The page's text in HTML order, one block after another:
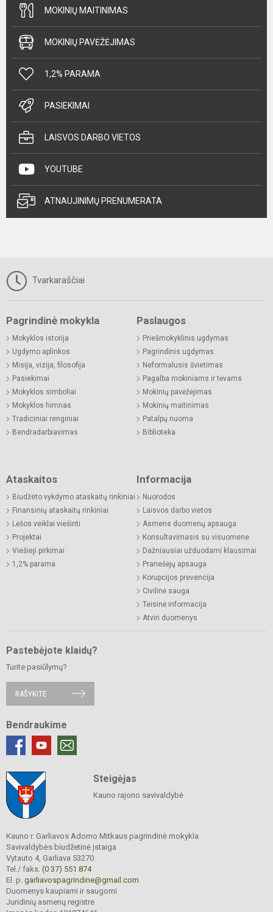
MOKINIŲ MAITINIMAS
MOKINIŲ PAVĖŽĖJIMAS
1,2% PARAMA
PASIEKIMAI
LAISVOS DARBO VIETOS
YOUTUBE
ATNAUJINIMŲ PRENUMERATA
Tvarkaraščiai
Pagrindinė mokykla
Mokyklos istorija
Ugdymo aplinkos
Misija, vizija, filosofija
Pasiekimai
Mokyklos simboliai
Mokyklos himnas
Tradiciniai renginiai
Bendradarbiavimas
Paslaugos
Priešmokyklinis ugdymas
Pagrindinis ugdymas
Neformalusis švietimas
Pagalba mokiniams ir tėvams
Mokinių pavėžėjimas
Mokinių maitinimas
Patalpų nuoma
Biblioteka
Ataskaitos
Biudžeto vykdymo ataskaitų rinkiniai
Finansinių ataskaitų rinkiniai
Lėšos veiklai viešinti
Projektai
Viešieji pirkimai
1,2% parama
Informacija
Nuorodos
Laisvos darbo vietos
Asmens duomenų apsauga
Konsultavimasis su visuomene
Dažniausiai užduodami klausimai
Pranešėjų apsauga
Korupcijos prevencija
Civilinė sauga
Teisinė informacija
Atviri duomenys
Pastebėjote klaidų?
Turite pasiūlymų?
RAŠYKITE
Bendraukime
Steigėjas
Kauno rajono savivaldybė
Kauno r. Garliavos Adomo Mitkaus pagrindinė mokykla
Savivaldybės biudžetinė įstaiga
Vytauto 4, Garliava 53270
Tel./ faks. (0 37) 551 874
El. p. garliavospagrindine@gmail.com
Duomenys kaupiami ir saugomi
Juridinių asmenų registre